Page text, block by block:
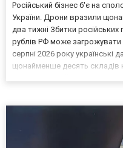
Російський бізнес б'є на
України. Дрони вразили
два тижні Збитки
рублів РФ може загрожувати
серпні 2026 року українські
щонайменше десять складів